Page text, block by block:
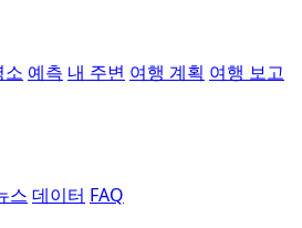
소 예측 내 주변 여행 계획 여행 보고
스 데이터 FAQ